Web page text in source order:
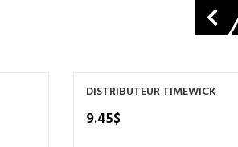
DISTRIBUTEUR TIMEWICK
9.45$